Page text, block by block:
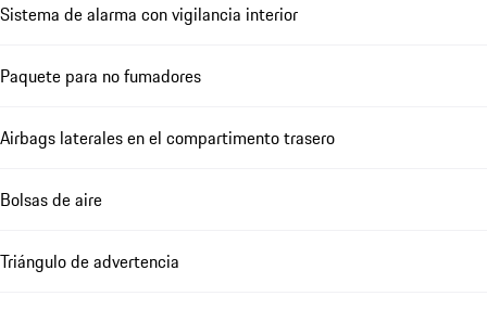
Sistema de alarma con vigilancia interior
Paquete para no fumadores
Airbags laterales en el compartimento trasero
Bolsas de aire
Triángulo de advertencia